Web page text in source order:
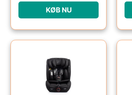
KØB NU